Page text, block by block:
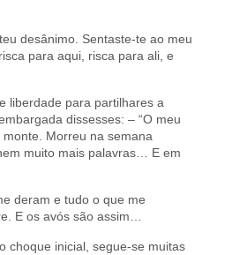
desânimo. Sentaste-te ao meu
para aqui, risca para ali, e
liberdade para partilhares a
dissesses: – “O meu
Morreu na semana
muito mais palavras… E em
deram e tudo o que me
E os avós são assim…
choque inicial, segue-se muitas